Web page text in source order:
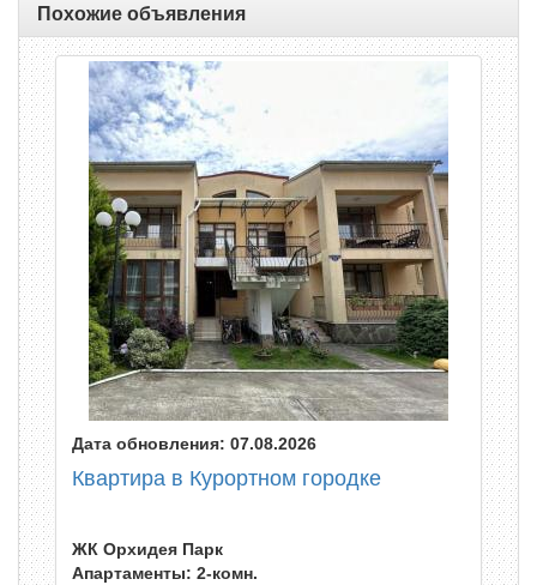
Похожие объявления
Дата обновления: 07.08.2026
Квартира в Курортном городке
ЖК Орхидея Парк
Апартаменты: 2-комн.